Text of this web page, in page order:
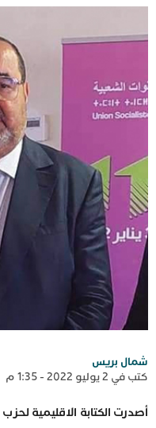
شمال بريس
كتب في 2 يوليو 2022 - 1:35 م
أصدرت الكتابة الاقليمية